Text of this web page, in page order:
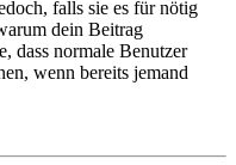
falls sie es für nötig
dein Beitrag
dass normale Benutzer
wenn bereits jemand